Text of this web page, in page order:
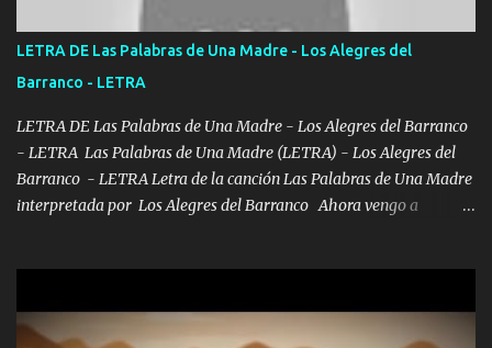
de este León los estatales no sé esperaron Al tiro esta la PrimiZa
también la nueve que cargo al lado doy la mano al que su amigo y
al traicionero damos pa abajo Y No me paran aquí hay pa más
pues hay charola les voy a dar hasta topar pues no hay de otra...
LETRA DE Las Palabras de Una Madre - Los Alegres del
Barranco - LETRA
LETRA DE Las Palabras de Una Madre - Los Alegres del Barranco
- LETRA Las Palabras de Una Madre (LETRA) - Los Alegres del
Barranco - LETRA Letra de la canción Las Palabras de Una Madre
interpretada por Los Alegres del Barranco Ahora vengo a
quiso, él tiempo sigue pasando y nunca te olvidaremos, aquí
seguiré esperando hasta volvernos a vernos El recuerdo que yo